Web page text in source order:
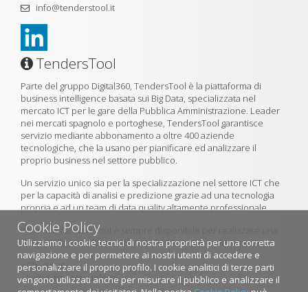
Cookie Policy
Utilizziamo i cookie tecnici di nostra proprietà per una corretta
navigazione e per permetere ai nostri utenti di accedere e
personalizzare il proprio profilo. I cookie analitici di terze parti
vengono utilizzati anche per misurare il pubblico e analizzare il
info@tenderstool.it
TendersTool
Parte del gruppo Digital360, TendersTool è la piattaforma di
business intelligence basata sui Big Data, specializzata nel
mercato ICT per le gare della Pubblica Amministrazione. Leader
nei mercati spagnolo e portoghese, TendersTool garantisce
servizio mediante abbonamento a oltre 400 aziende
tecnologiche, che la usano per pianificare ed analizzare il
proprio business nel settore pubblico.
Un servizio unico sia per la specializzazione nel settore ICT che
per la capacità di analisi e predizione grazie ad una tecnologia
propria e ad un team di data quality altamente professionale.
Il team di TendersTool è sempre disponibile per realizzare una
demo della piattaforma utilizzando il formulario di contatto.
»Chi siamo
»La nostra metodologia